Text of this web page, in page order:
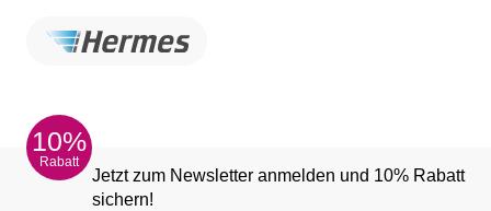
10%
Rabatt
Jetzt zum Newsletter anmelden und 10% Rabatt
sichern!